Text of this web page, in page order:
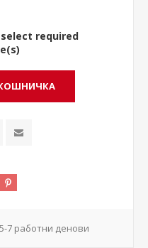
required
5-7 работни денови